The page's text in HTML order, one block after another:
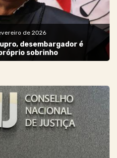
de 2026
desembargador é
sobrinho